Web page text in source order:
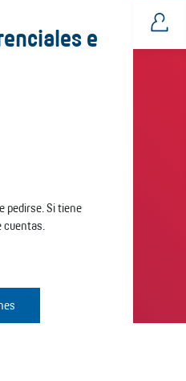
e
pedirse. Si tiene
cuentas.